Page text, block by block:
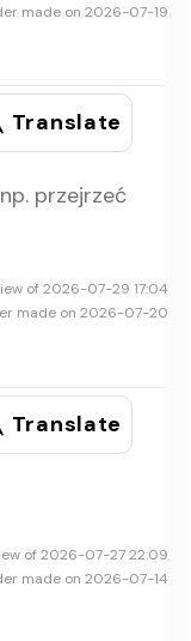
made on 2026-07-19
Translate
przejrzeć
of 2026-07-29 17:04
made on 2026-07-20
Translate
of 2026-07-27 22:09
made on 2026-07-14